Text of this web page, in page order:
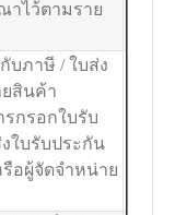
าไว้ตามราย
บภาษี / ใบส่ง
สินค้า
รกรอกใบรับ
ใบรับประกัน
อผู้จัดจำหน่าย